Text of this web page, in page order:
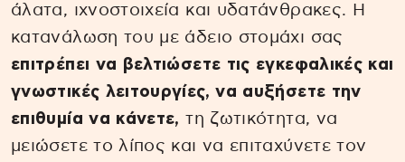
άλατα, ιχνοστοιχεία και υδατάνθρακες. Η
κατανάλωση του με άδειο στομάχι σας
επιτρέπει να βελτιώσετε τις εγκεφαλικές και
γνωστικές λειτουργίες, να αυξήσετε την
επιθυμία να κάνετε, τη ζωτικότητα, να
μειώσετε το λίπος και να επιταχύνετε τον